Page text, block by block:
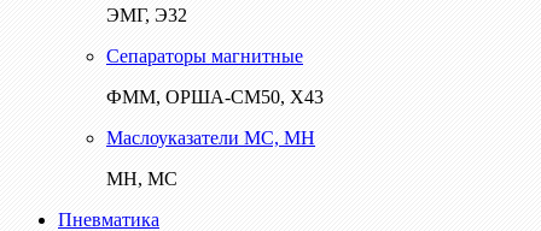
ЭМГ, Э32
Сепараторы магнитные
ФММ, ОРША-СМ50, Х43
Маслоуказатели МС, МН
МН, МС
Пневматика